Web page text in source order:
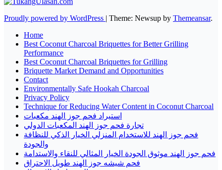
Proudly powered by WordPress | Theme: Newsup by Themeansar.
Home
Best Coconut Charcoal Briquettes for Better Grilling
Performance
Best Coconut Charcoal Briquettes for Grilling
Briquette Market Demand and Opportunities
Contact
Environmentally Safe Hookah Charcoal
Privacy Policy
Technique for Reducing Water Content in Coconut Charcoal
استيراد فحم جوز الهند مكعبات
تجارة فحم جوز الهند المكعبات الدولي
فحم جوز الهند للاستخدام المنزلي الخيار الذكي للنظافة
والجودة
فحم جوز الهند موثوق الجودة الخيار المثالي للنقاء والاستدامة
فحم شيشه جوز الهند طويل الاحتراق